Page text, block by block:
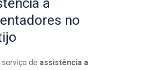
a
no
de assistência a